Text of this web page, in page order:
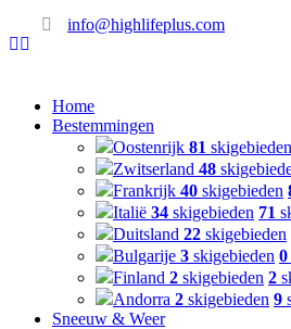
info@highlifeplus.com
Home
Bestemmingen
Oostenrijk 81 skigebieden
Zwitserland 48
Frankrijk 40 skigebieden
Italië 34 skigebieden 71
Duitsland 22 skigebieden
Bulgarije 3 skigebieden 0
Finland 2 skigebieden 2
Andorra 2 skigebieden 9
Sneeuw & Weer